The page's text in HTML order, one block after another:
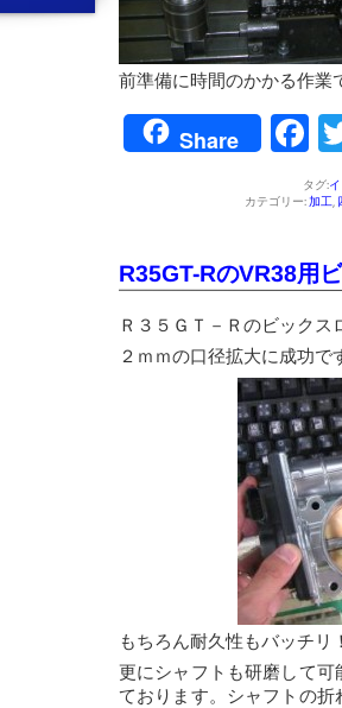
前準備に時間のかかる作業
Share
タグ:
カテゴリー:加工,
R35GT-RのVR38用
Ｒ３５ＧＴ－Ｒのビック
２ｍｍの口径拡大に成功で
もちろん耐久性もバッチリ
更にシャフトも研磨して
ております。シャフトの